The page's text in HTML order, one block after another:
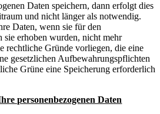
Daten speichern, dann erfolgt dies
und nicht länger als notwendig.
Daten, wenn sie für den
sie erhoben wurden, nicht mehr
rechtliche Gründe vorliegen, die eine
gesetzlichen Aufbewahrungspflichten
Grüne eine Speicherung erforderlich
personenbezogenen Daten